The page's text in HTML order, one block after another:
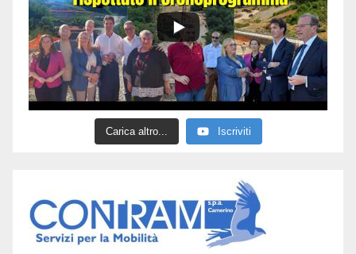
Carica altro... Iscriviti